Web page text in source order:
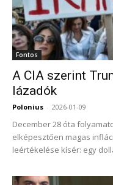
Fontos
A CIA szerint
lázadók
Polonius - 2026-01-09
December 28 óta
elképesztően magas
leértékelése kísér: egy